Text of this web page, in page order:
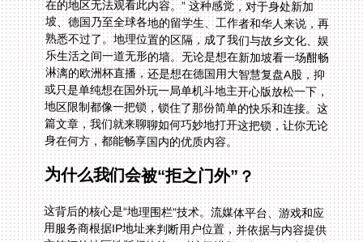
身在何方，都能畅享国内的优质内容。
为什么我们会被“拒之门外”？
这背后的核心是“地理围栏”技术。流媒体平台、游戏和应
用服务商根据IP地址来判断用户位置，并依据与内容提供
方签订的地区性版权协议，对访问进行限制。你的新加坡
IP，让你无法访问只对中国大陆IP开放的视频库；你的德
国IP，也让一些国内金融和游戏应用将你识别为“境外用